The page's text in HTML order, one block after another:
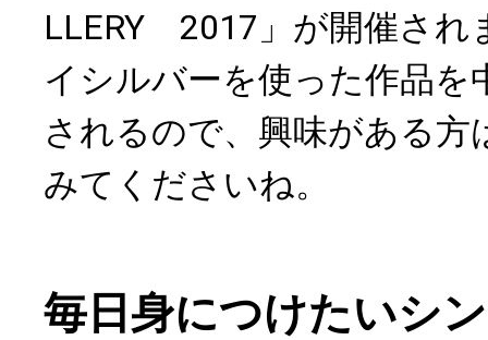
LLERY 2017」が開催され
イシルバーを使った作品を
されるので、興味がある方
みてくださいね。
毎日身につけたいシ